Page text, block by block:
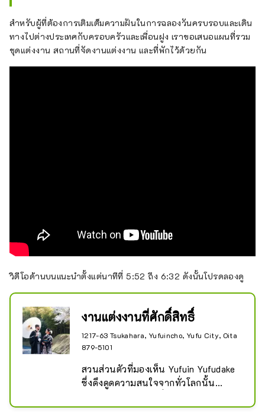
สำหรับผู้ที่ต้องการเติมเต็มความฝันในการฉลองวันครบรอบและเดิน
ทางไปต่างประเทศกับครอบครัวและเพื่อนฝูง เราขอเสนอแผนที่รวม
ชุดแต่งงาน สถานที่จัดงานแต่งงาน และที่พักไว้ด้วยกัน
วิดีโอด้านบนแนะนำตั้งแต่นาทีที่ 5:52 ถึง 6:32 ดังนั้นโปรดลองดู
งานแต่งงานที่ศักดิ์สิทธิ์
1217-63 Tsukahara, Yufuincho, Yufu City, Oita
879-5101
สวนส่วนตัวที่มองเห็น Yufuin Yufudake
ซึ่งดึงดูดความสนใจจากทั่วโลกนั้น
～ช่วงเวลาสุดพิเศษสำหรับวันนี้เท่านั้น